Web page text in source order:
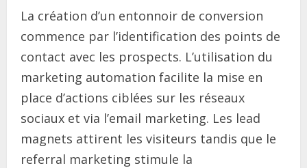
La création d’un entonnoir de conversion
commence par l’identification des points de
contact avec les prospects. L’utilisation du
marketing automation facilite la mise en
place d’actions ciblées sur les réseaux
sociaux et via l’email marketing. Les lead
magnets attirent les visiteurs tandis que le
referral marketing stimule la